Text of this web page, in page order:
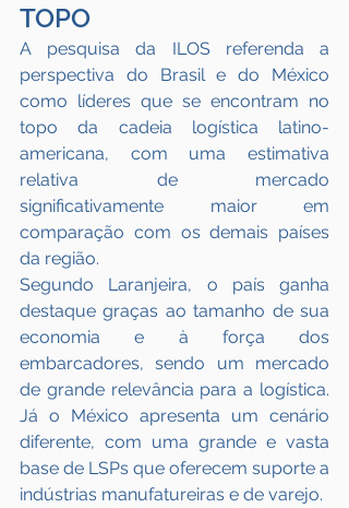
TOPO
A pesquisa da ILOS referenda a
perspectiva do Brasil e do México
como líderes que se encontram no
topo da cadeia logística latino-
americana, com uma estimativa
relativa de mercado
significativamente maior em
comparação com os demais países
da região.
Segundo Laranjeira, o país ganha
destaque graças ao tamanho de sua
economia e à força dos
embarcadores, sendo um mercado
de grande relevância para a logística.
Já o México apresenta um cenário
diferente, com uma grande e vasta
base de LSPs que oferecem suporte a
indústrias manufatureiras e de varejo.